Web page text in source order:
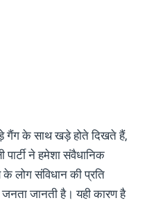
गैंग के साथ खड़े होते दिखते हैं,
ने हमेशा संवैधानिक
लोग संविधान की प्रति
जानती है। यही कारण है